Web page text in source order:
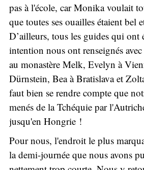
pas à l'école, car Monika voulait
que toutes ses ouailles étaient bel
D’ailleurs, tous les guides qui ont
intention nous ont renseignés
au monastère Melk, Evelyn à
Dürnstein, Bea à Bratislava et
faut bien se rendre compte que
menés de la Tchéquie par
jusqu'en Hongrie !
Pour nous, l'endroit le plus
la demi-journée que nous avons